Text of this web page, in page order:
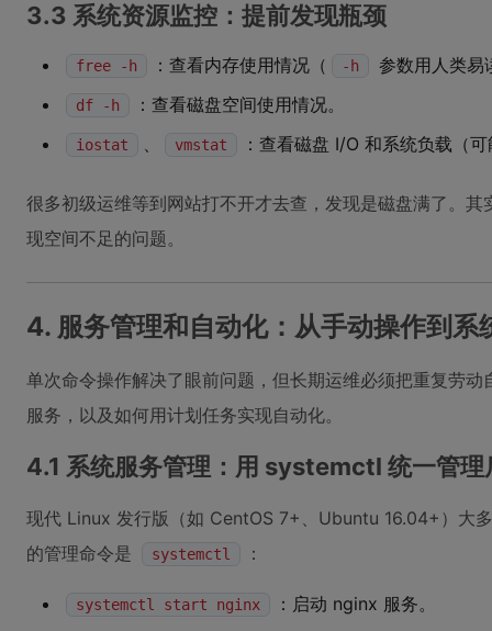
3.3 系统资源监控：提前发现瓶颈
free -h ：查看内存使用情况（ -h 参数用人类易
df -h ：查看磁盘空间使用情况。
iostat 、 vmstat ：查看磁盘 I/O 和系统负载（
很多初级运维等到网站打不开才去查，发现是磁盘满了。
现空间不足的问题。
4. 服务管理和自动化：从手动操作到系
单次命令操作解决了眼前问题，但长期运维必须把重复劳
服务，以及如何用计划任务实现自动化。
4.1 系统服务管理：用 systemctl 统一管理
现代 Linux 发行版（如 CentOS 7+、Ubuntu 16.04+）大
的管理命令是
systemctl ：
systemctl start nginx ：启动 nginx 服务。